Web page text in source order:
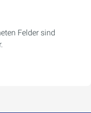
Felder sind